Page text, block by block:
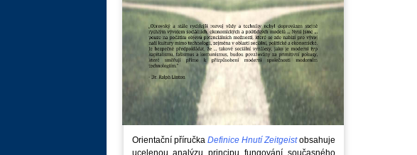
Orientační příručka Definice Hnutí Zeitgeistobsahuje
ucelenou analýzu principu fungování současného